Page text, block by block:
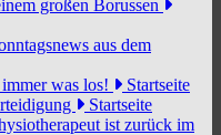
großen Borussen
aus dem
was los!
Startseite
Startseite
ist zurück im